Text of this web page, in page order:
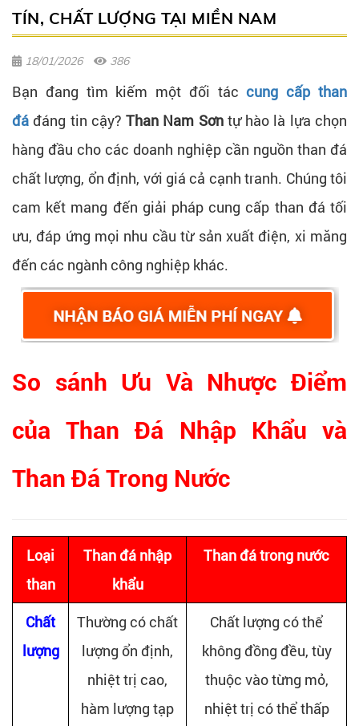
TÍN, CHẤT LƯỢNG TẠI MIỀN NAM
18/01/2026 386
Bạn đang tìm kiếm một đối táccung cấp than
đá đáng tin cậy?Than Nam Sơntự hào là lựa chọn
hàng đầu cho các doanh nghiệp cần nguồn than đá
chất lượng, ổn định, với giá cả cạnh tranh. Chúng tôi
cam kết mang đến giải pháp cung cấp than đá tối
ưu, đáp ứng mọi nhu cầu từ sản xuất điện, xi măng
đến các ngành công nghiệp khác.
So sánh Ưu Và Nhược Điểm
của Than Đá Nhập Khẩu và
Than Đá Trong Nước
Loại
than
Than đá nhập
khẩu
Than đá trong nước
Chất
lượng
Thường có chất
lượng ổn định,
nhiệt trị cao,
hàm lượng tạp
Chất lượng có thể
không đồng đều, tùy
thuộc vào từng mỏ,
nhiệt trị có thể thấp